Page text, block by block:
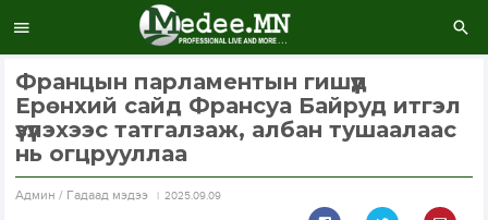
Францын парламентын гишүүд
Ерөнхий сайд Франсуа Байруд итгэл
үзүүлэхээс татгалзаж, албан тушаалаас
нь огцрууллаа
Aдмин / Гадаад мэдээ 2025.09.09